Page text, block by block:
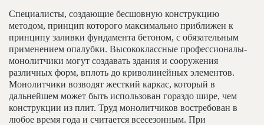
Специалисты, создающие бесшовную конструкцию
методом, принцип которого максимально приближен к
принципу заливки фундамента бетоном, с обязательным
применением опалубки. Высококлассные профессионалы-
монолитчики могут создавать здания и сооружения
различных форм, вплоть до криволинейных элементов.
Монолитчики возводят жесткий каркас, который в
дальнейшем может быть использован гораздо шире, чем
конструкции из плит. Труд монолитчиков востребован в
любое время года и считается всесезонным. При